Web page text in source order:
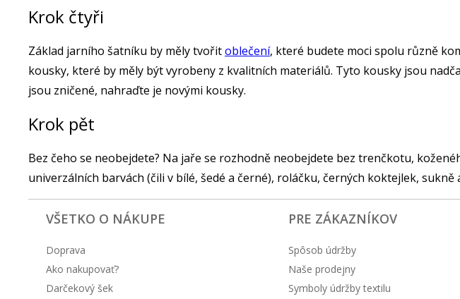
Krok čtyři
Základ jarního šatníku by měly tvořitoblečení, které budete moci spolu různě
kousky, které by měly být vyrobeny z kvalitních materiálů. Tyto kousky jsou
jsou zničené, nahraďte je novými kousky.
Krok pět
Bez čeho se neobejdete? Na jaře se rozhodně neobejdete bez trenčkotu,
univerzálních barvách (čili v bílé, šedé a černé), roláčku, černých koktejlek, sukně
VŠETKO O NÁKUPE
Doprava
Ako nakupovať?
Darčekový šek
PRE ZÁKAZNÍKOV
Spôsob údržby
Naše prodejny
Symboly údržby textilu